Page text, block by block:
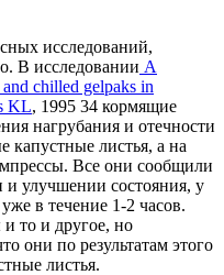
исследований,
В исследовании A
chilled gelpaks in
KL, 1995 34 кормящие
нагрубания и отечности
капустные листья, а на
Все они сообщили
улучшении состояния, у
в течение 1-2 часов.
то и другое, но
они по результатам этого
листья.